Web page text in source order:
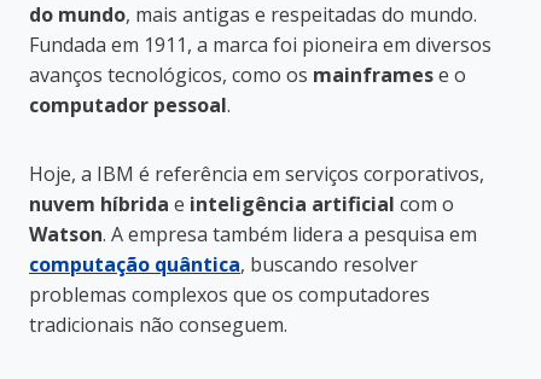
do mundo, mais antigas e respeitadas do mundo.
Fundada em 1911, a marca foi pioneira em diversos
avanços tecnológicos, como os mainframese o
computador pessoal.
Hoje, a IBM é referência em serviços corporativos,
nuvem híbrida e inteligência artificial com o
Watson. A empresa também lidera a pesquisa em
computação quântica, buscando resolver
problemas complexos que os computadores
tradicionais não conseguem.